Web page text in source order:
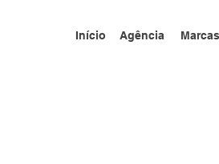
Início Agência Marcas